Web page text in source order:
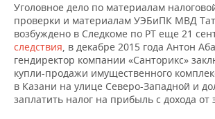
КИБЕРСПОРТ
ФИГУРНОЕ КАТАНИЕ
ВОДНЫЕ ВИДЫ СПОРТА
КУЛЬТУРА
МЕДИЦИНА
ОБРАЗОВАНИЕ
СПИСОК КОМПАНИЙ
Уголовное дело по материалам
проверки и материалам УЭБиПК МВД
возбуждено в Следкоме по РТ еще 21
следствия, в декабре 2015 года Антон
гендиректор компании «Санторикс»
купли-продажи имущественного
в Казани на улице Северо-Западной и
заплатить налог на прибыль с дохода от